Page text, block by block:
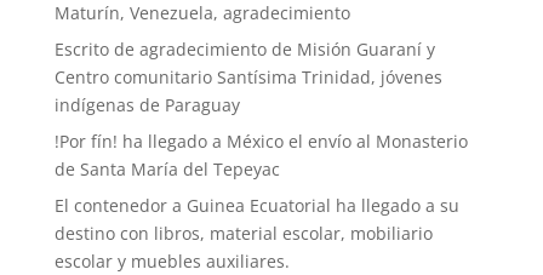
Maturín, Venezuela, agradecimiento
Escrito de agradecimiento de Misión Guaraní y
Centro comunitario Santísima Trinidad, jóvenes
indígenas de Paraguay
!Por fín! ha llegado a México el envío al Monasterio
de Santa María del Tepeyac
El contenedor a Guinea Ecuatorial ha llegado a su
destino con libros, material escolar, mobiliario
escolar y muebles auxiliares.